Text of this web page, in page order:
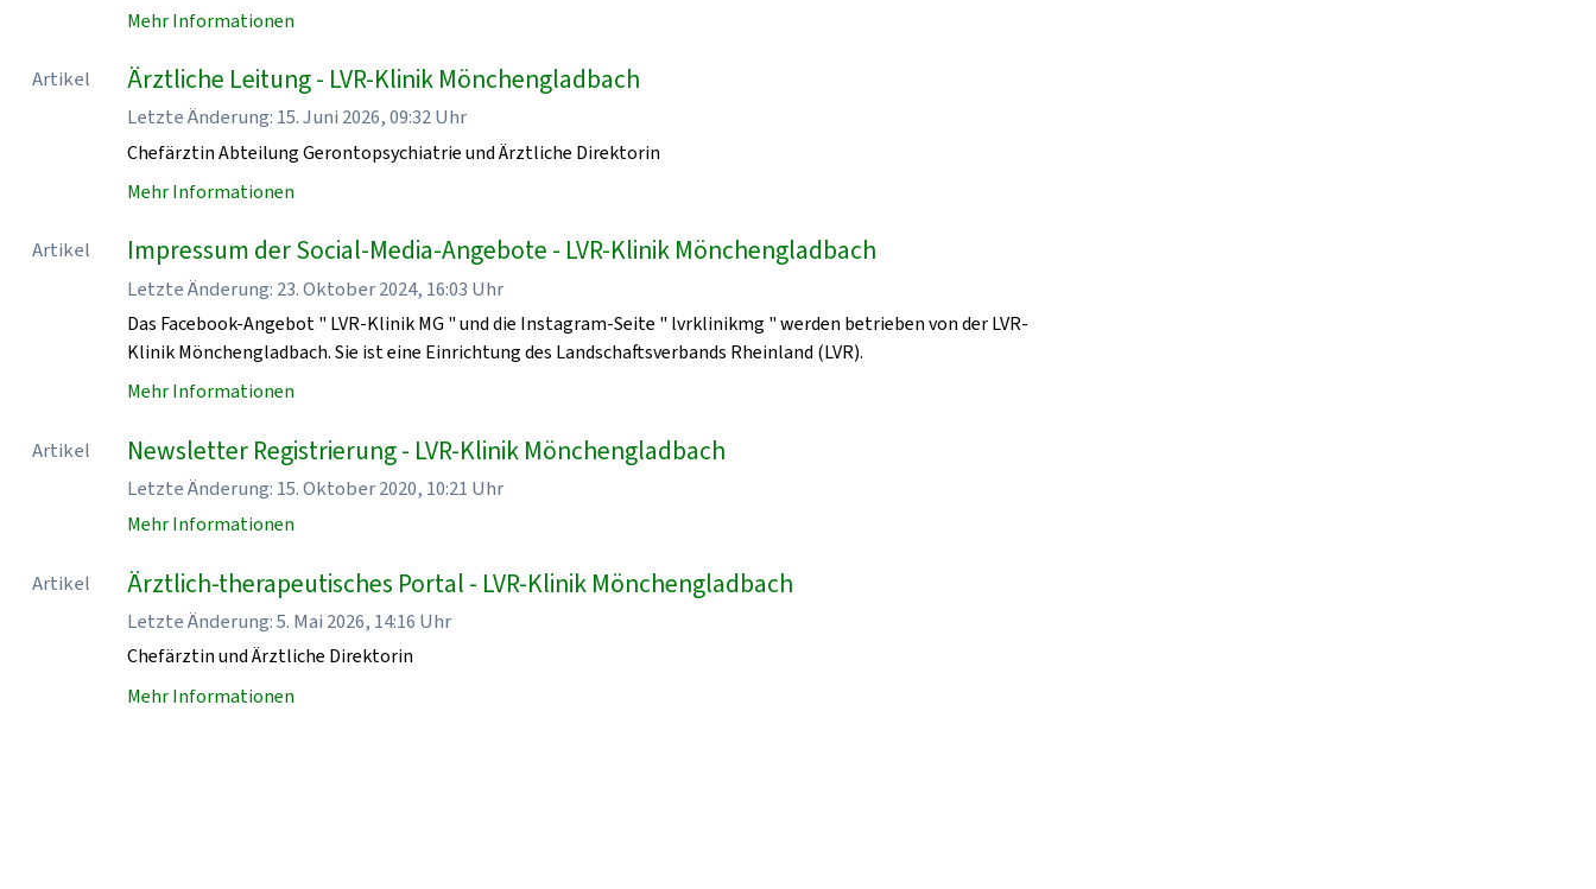
Mehr Informationen
Artikel Ärztliche Leitung - LVR-Klinik Mönchengladbach
Letzte Änderung: 15. Juni 2026, 09:32 Uhr
Chefärztin Abteilung Gerontopsychiatrie und Ärztliche Direktorin
Mehr Informationen
Artikel Impressum der Social-Media-Angebote - LVR-Klinik Mönchengladbach
Letzte Änderung: 23. Oktober 2024, 16:03 Uhr
Das Facebook-Angebot " LVR-Klinik MG " und die Instagram-Seite " lvrklinikmg " werden betrieben von der LVR-
Klinik Mönchengladbach. Sie ist eine Einrichtung des Landschaftsverbands Rheinland (LVR).
Mehr Informationen
Artikel Newsletter Registrierung - LVR-Klinik Mönchengladbach
Letzte Änderung: 15. Oktober 2020, 10:21 Uhr
Mehr Informationen
Artikel Ärztlich-therapeutisches Portal - LVR-Klinik Mönchengladbach
Letzte Änderung: 5. Mai 2026, 14:16 Uhr
Chefärztin und Ärztliche Direktorin
Mehr Informationen